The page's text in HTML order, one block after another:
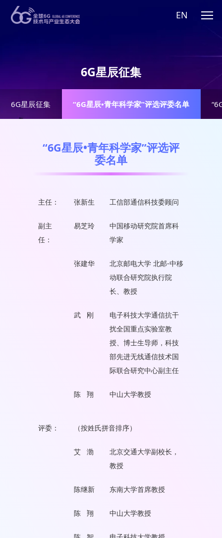
EN
6G星辰征集 “6G星辰•青年科学家”评选评委名单
6G星辰征集
“6G星辰•青年科学家”评选评
委名单
主任： 张新生 工信部通信科技委顾问
副主
任：
易芝玲
中国移动研究院首席科
学家
张建华
北京邮电大学 北邮-中移
动联合研究院执行院
长、教授
武 刚
电子科技大学通信抗干
扰全国重点实验室教
授、博士生导师，科技
部先进无线通信技术国
际联合研究中心副主任
陈 翔 中山大学教授
评委： （按姓氏拼音排序）
艾 渤
北京交通大学副校长，
教授
陈继新 东南大学首席教授
陈 翔 中山大学教授